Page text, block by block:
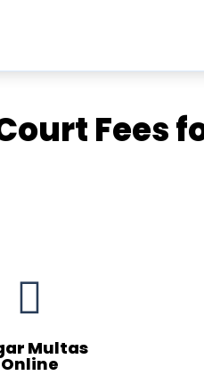
Fees
Multas
Online